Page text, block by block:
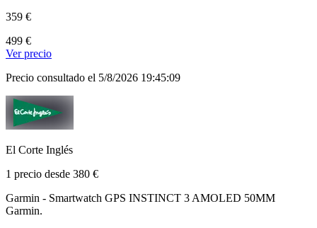
359 €
499 €
Ver precio
Precio consultado el 5/8/2026 19:45:09
El Corte Inglés
1 precio desde 380 €
Garmin - Smartwatch GPS INSTINCT 3 AMOLED 50MM
Garmin.